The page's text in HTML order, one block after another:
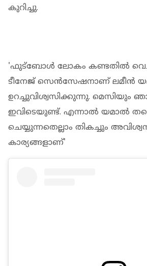
കുറിച്ചു.
'ഫുട്‌ബോള്‍ ലോകം കണ്ടതില്‍ വെച്ച്
ടീനേജ് സെന്‍സേഷനാണ് ലമീന്‍
ഉറച്ചുവിശ്വസിക്കുന്നു. മെസിയും
ഇവിടെയുണ്ട്. എന്നാല്‍ യമാല്‍
ചെയ്യുന്നതെല്ലാം തികച്ചും
കാര്യങ്ങളാണ്'